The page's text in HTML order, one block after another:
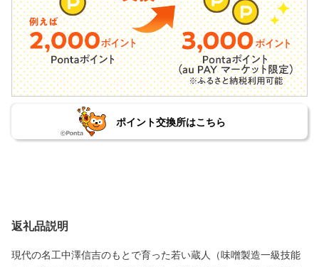
ポイント交換所はこちら
返礼品説明
現代の名工中澤信吉のもとで育った若い蔵人（味噌製造一級技能